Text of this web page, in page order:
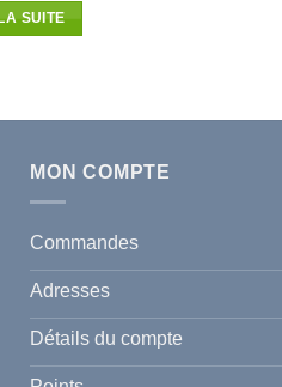
initial
était :
SUITE
MON COMPTE
Commandes
Adresses
Détails du compte